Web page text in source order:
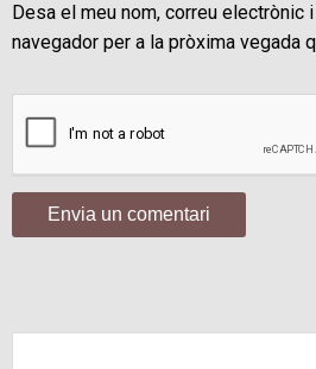
Desa el meu nom, correu electrònic
navegador per a la pròxima vegada